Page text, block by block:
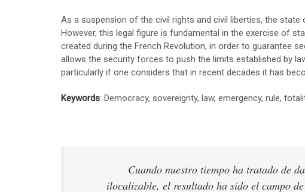
As a suspension of the civil rights and civil liberties, the
However, this legal figure is fundamental in the exercise of
created during the French Revolution, in order to guarantee
allows the security forces to push the limits established by
particularly if one considers that in recent decades it has
Keywords: Democracy, sovereignty, law, emergency, rule,
Cuando nuestro tiempo ha tratado de
ilocalizable, el resultado ha sido el campo